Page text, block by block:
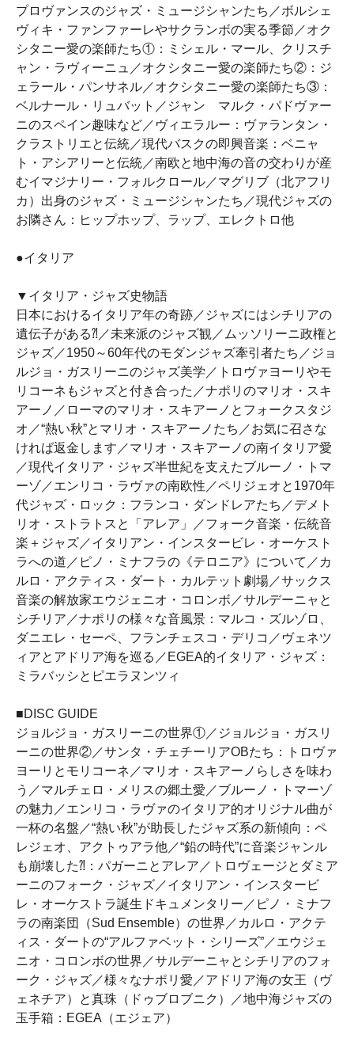
プロヴァンスのジャズ・ミュージシャンたち／ボルシェ
ヴィキ・ファンファーレやサクランボの実る季節／オク
シタニー愛の楽師たち①：ミシェル・マール、クリスチ
ャン・ラヴィーニュ／オクシタニー愛の楽師たち②：ジ
ェラール・パンサネル／オクシタニー愛の楽師たち③：
ベルナール・リュバット／ジャン゠マルク・パドヴァー
ニのスペイン趣味など／ヴィエラルー：ヴァランタン・
クラストリエと伝統／現代バスクの即興音楽：ベニャ
ト・アシアリーと伝統／南欧と地中海の音の交わりが産
むイマジナリー・フォルクロール／マグリブ（北アフリ
カ）出身のジャズ・ミュージシャンたち／現代ジャズの
お隣さん：ヒップホップ、ラップ、エレクトロ他
●イタリア
▼イタリア・ジャズ史物語
日本におけるイタリア年の奇跡／ジャズにはシチリアの
遺伝子がある⁈／未来派のジャズ観／ムッソリーニ政権と
ジャズ／1950～60年代のモダンジャズ牽引者たち／ジョ
ルジョ・ガスリーニのジャズ美学／トロヴァヨーリやモ
リコーネもジャズと付き合った／ナポリのマリオ・スキ
アーノ／ローマのマリオ・スキアーノとフォークスタジ
オ／“熱い秋”とマリオ・スキアーノたち／お気に召さな
ければ返金します／マリオ・スキアーノの南イタリア愛
／現代イタリア・ジャズ半世紀を支えたブルーノ・トマ
ーゾ／エンリコ・ラヴァの南欧性／ペリジェオと1970年
代ジャズ・ロック：フランコ・ダンドレアたち／デメト
リオ・ストラトスと「アレア」／フォーク音楽・伝統音
楽＋ジャズ／イタリアン・インスタービレ・オーケスト
ラへの道／ピノ・ミナフラの《テロニア》について／カ
ルロ・アクティス・ダート・カルテット劇場／サックス
音楽の解放家エウジェニオ・コロンボ／サルデーニャと
シチリア／ナポリの様々な音風景：マルコ・ズルゾロ、
ダニエレ・セーペ、フランチェスコ・デリコ／ヴェネツ
ィアとアドリア海を巡る／EGEA的イタリア・ジャズ：
ミラバッシとピエラヌンツィ
■DISC GUIDE
ジョルジョ・ガスリーニの世界①／ジョルジョ・ガスリ
ーニの世界②／サンタ・チェチーリアOBたち：トロヴァ
ヨーリとモリコーネ／マリオ・スキアーノらしさを味わ
う／マルチェロ・メリスの郷土愛／ブルーノ・トマーゾ
の魅力／エンリコ・ラヴァのイタリア的オリジナル曲が
一杯の名盤／“熱い秋”が助長したジャズ系の新傾向：ペ
レジェオ、アクトゥアラ他／“鉛の時代”に音楽ジャンル
も崩壊した⁈：パガーニとアレア／トロヴェージとダミア
ーニのフォーク・ジャズ／イタリアン・インスタービ
レ・オーケストラ誕生ドキュメンタリー／ピノ・ミナフ
ラの南楽団（Sud Ensemble）の世界／カルロ・アクテ
ィス・ダートの“アルファベット・シリーズ”／エウジェ
ニオ・コロンボの世界／サルデーニャとシチリアのフォ
ーク・ジャズ／様々なナポリ愛／アドリア海の女王（ヴ
ェネチア）と真珠（ドゥブロブニク）／地中海ジャズの
玉手箱：EGEA（エジェア）